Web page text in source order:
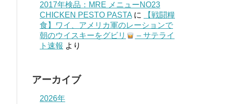
2017年検品：MRE メニューNO23
CHICKEN PESTO PASTA に
【戦闘糧
食】ワイ、アメリカ軍のレーションで
朝のウイスキーをグビリ
– サテライ
ト速報 より
アーカイブ
2026年